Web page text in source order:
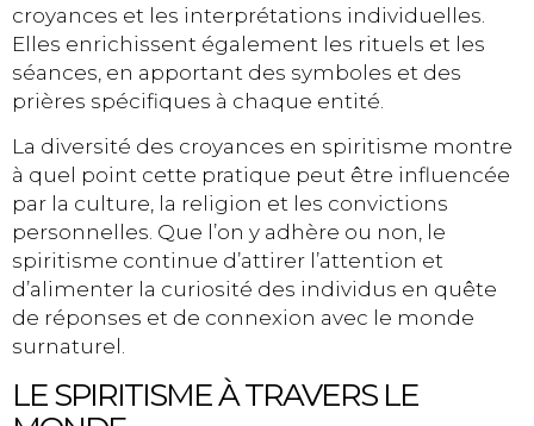
croyances et les interprétations individuelles.
Elles enrichissent également les rituels et les
séances, en apportant des symboles et des
prières spécifiques à chaque entité.
La diversité des croyances en spiritisme montre
à quel point cette pratique peut être influencée
par la culture, la religion et les convictions
personnelles. Que l’on y adhère ou non, le
spiritisme continue d’attirer l’attention et
d’alimenter la curiosité des individus en quête
de réponses et de connexion avec le monde
surnaturel.
LE SPIRITISME À TRAVERS LE